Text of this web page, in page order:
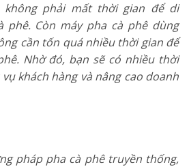
phải mất thời gian để di
phê. Còn máy pha cà phê dùng
cần tốn quá nhiều thời gian để
Nhờ đó, bạn sẽ có nhiều thời
khách hàng và nâng cao doanh
pháp pha cà phê truyền thống,